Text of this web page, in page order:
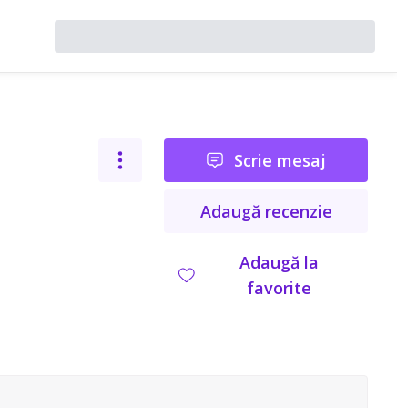
Scrie mesaj
Adaugă recenzie
Adaugă la
favorite